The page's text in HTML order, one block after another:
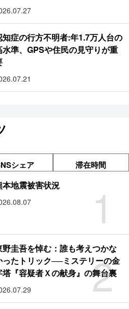
知症の行方不明者:年1.7万人台の
水準、GPSや住民の見守りが重
シェア 滞在時間
1
本地震被害状況
2
野圭吾を悼む：誰も考えつかな
ったトリック──ミステリーの金
塔『容疑者Ｘの献身』の舞台裏